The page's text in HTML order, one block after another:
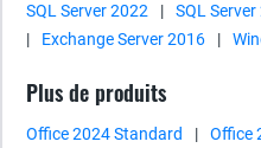
SQL Server 2022
| SQL Server
|
Exchange Server 2016 |
Plus de produits
Office 2024 Standard | Office